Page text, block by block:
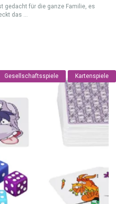
gedacht für die ganze Familie, es
das ...
Gesellschaftsspiele Kartenspiele